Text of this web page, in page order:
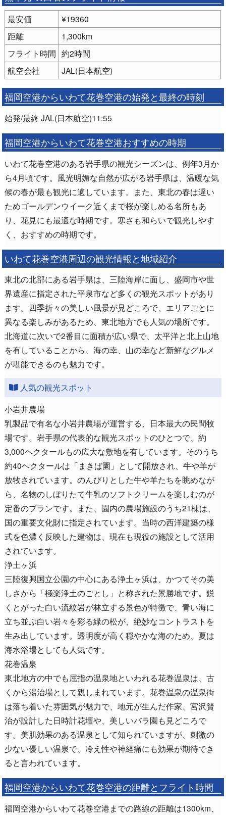
最安価
¥19360
距離
1,300km
フライト時間 約2時間
航空会社
JAL(日本航空)
福岡空港からいわて花巻空港の始発と最終の時刻
始発/最終 JAL(日本航空)11:55
福岡空港からいわて花巻空港おすすめの時期
いわて花巻空港のある岩手県の観光シーズンは、例年3月か
ら4月頃です。風光明媚な自然が広がる岩手県は、温暖な気
候の春が最も観光に適しています。また、東北の春は遅い
ためゴールデンウイーク近くまで桜が楽しめる名所もあ
り、花見にも最適な時期です。寒さも和らいで観光しやす
く、おすすめの時期です。
いわて花巻空港周辺の観光情報と地域紹介
東北の北部にある岩手県は、三陸海岸に面し、盛岡市や世
界遺産に指定された平泉市など多くの観光スポットがあり
ます。四季折々の美しい風景が見どころで、エリアごとに
異なる楽しみがあるため、東北地方でも人気の場所です。
北海道に次いで2番目に面積が広い県で、太平洋と北上山地
を有していることから、海の幸、山の幸など新鮮なグルメ
が堪能できるのも魅力です。
人気の観光スポット
小岩井農場
乳製品で有名な小岩井農場が運営する、日本最大の民間牧
場です。岩手県の代表的な観光スポットのひとつで、約
3,000ヘクタールもの広大な敷地を有しています。そのうち
約40ヘクタールは「まきば園」として開放され、牛や羊が
放牧されています。のんびりとした牛や羊たちを眺めなが
ら、名物のしぼりたて牛乳のソフトクリームを楽しむのが
定番のプランです。また、園内の農場施設のうち21棟は、
国の重要文化財に指定されています。当時の西洋建築の様
式を色濃く反映した建物は、現在も現役の施設として活用
されています。
浄土ヶ浜
三陸復興国立公園の中心にある浄土ヶ浜は、かつてその美
しさから「極楽浄土のごとし」と称された景勝地です。鋭
くとがった白い流紋岩が林立する景色が特徴で、青い海に
立ち並ぶ白い岩々を彩る緑の松が、絶妙なコントラストを
生み出しています。透明度が高く穏やかな海のため、夏は
海水浴場としても人気です。
花巻温泉
東北地方の中でも屈指の温泉地といわれる花巻温泉は、古
くから湯治場として親しまれています。花巻温泉の温泉街
は落ち着いた雰囲気が魅力で、地元が生んだ作家、宮沢賢
治が設計した日時計花壇や、美しいバラ園も見どころで
す。美肌効果のある温泉として知られていますが、刺激の
少ない優しい温泉で、冷え性や神経痛にも効果が期待でき
ると言われています。
福岡空港からいわて花巻空港の距離とフライト時間
福岡空港からいわて花巻空港までの路線の距離は1300km、